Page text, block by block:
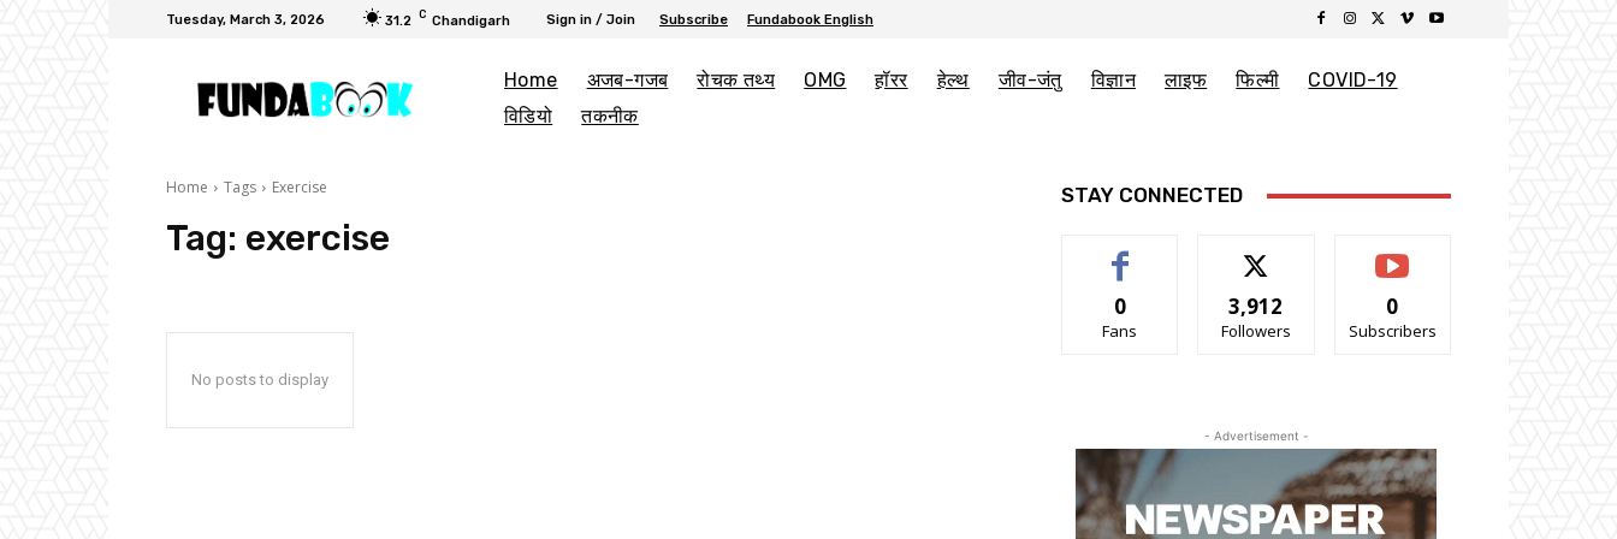
Tuesday, March 3, 2026 31.2 C Chandigarh Sign in / Join Subscribe Fundabook English
Home अजब-गजब रोचक तथ्य OMG हॉरर हेल्थ जीव-जंतु विज्ञान लाइफ फिल्मी
COVID-19
विडियो
तकनीक
Home Tags Exercise
Tag: exercise
No posts to display
STAY CONNECTED
0
Fans
3,912
Followers
0
Subscribers
- Advertisement -